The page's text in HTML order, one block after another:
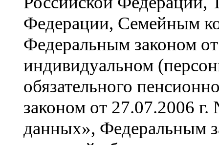
Федерации, Семейным
Федеральным законом
индивидуальном
обязательного
законом от 27.07.2006
данных», Федеральным